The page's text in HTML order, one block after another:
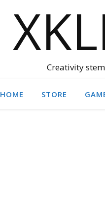
Creativity
HOME STORE